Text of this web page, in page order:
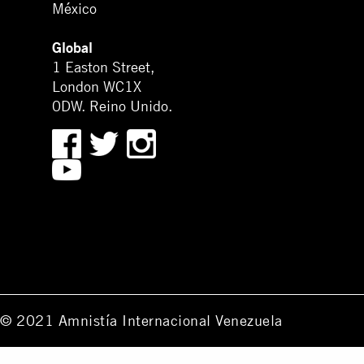
México
Global
1 Easton Street,
London WC1X
0DW. Reino Unido.
© 2021 Amnistía Internacional Venezuela